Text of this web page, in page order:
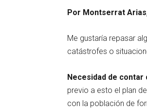
Por Montserrat
Me gustaría repasar
catástrofes o
Necesidad de
previo a esto el plan
con la población de